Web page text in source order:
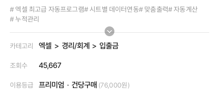
현황, 일계표, 월계표, 년계표)
# 엑셀 최고급 자동프로그램# 시트별 데이터연동# 맞춤출력# 자동계산
# 누적관리
카테고리 엑셀 경리/회계 입출금
조회수 45,667
이용등급 프리미엄 건당구매 (76,000원)